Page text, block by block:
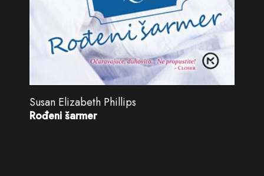
Susan Elizabeth Phillips
Rođeni šarmer